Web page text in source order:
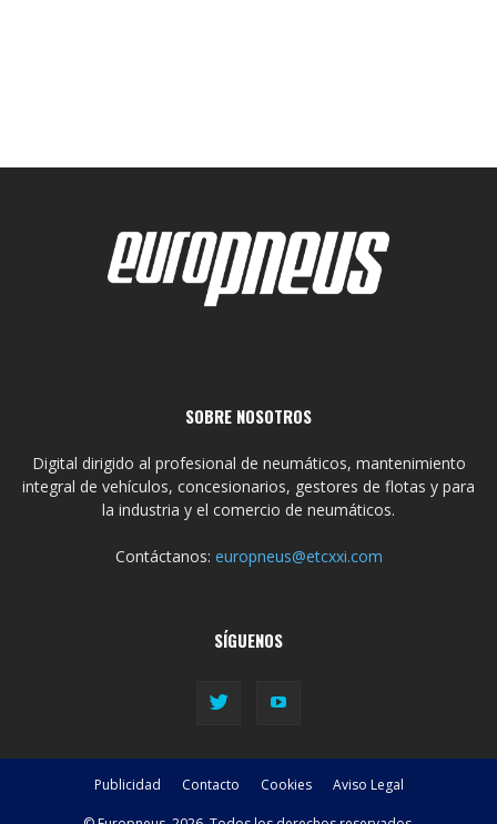
SOBRE NOSOTROS
Digital dirigido al profesional de neumáticos, mantenimiento
integral de vehículos, concesionarios, gestores de flotas y para
la industria y el comercio de neumáticos.
Contáctanos: europneus@etcxxi.com
SÍGUENOS
Publicidad Contacto Cookies Aviso Legal